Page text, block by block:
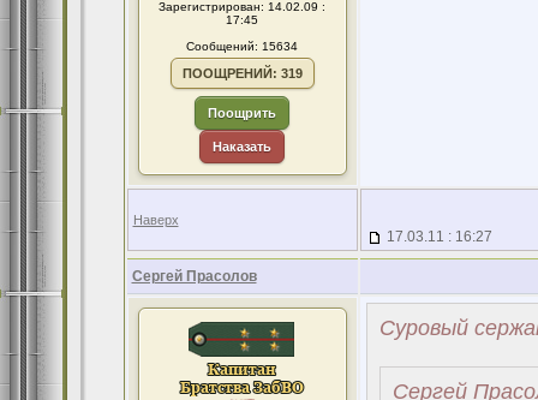
Зарегистрирован: 14.02.09 :
17:45
Сообщений: 15634
ПООЩРЕНИЙ: 319
Поощрить
Наказать
Наверх
17.03.11 : 16:27
Сергей Прасолов
Суровый
Сергей